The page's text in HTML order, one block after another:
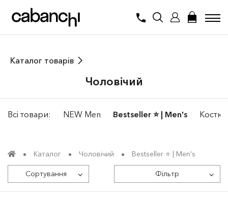
Каталог товарів
Чоловiчий
Всі товари: NEW Men Bestseller ⭐️ | Men's
Каталог Чоловiчий Bestseller ⭐️ | Men's
Сортування Фільтр